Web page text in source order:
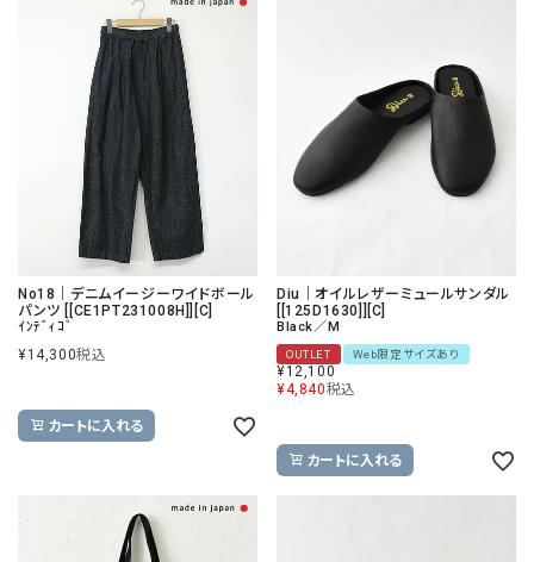
No18｜デニムイージーワイドボール
パンツ [[CE1PT231008H]][C]
ｲﾝﾃﾞｨｺﾞ
¥14,300税込
カートに入れる
Diu｜オイルレザーミュールサンダル
[[125D1630]][C]
Black／M
OUTLET Web限定サイズあり
¥12,100
¥4,840税込
カートに入れる